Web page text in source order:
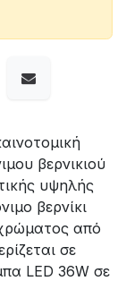
βερνικιού
υψηλής
βερνίκι
από
σε
LED 36W σε